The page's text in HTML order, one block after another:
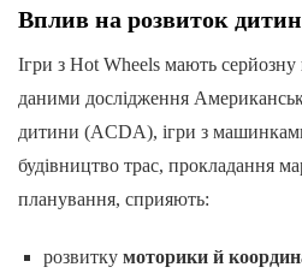
Вплив на розвиток
Ігри з Hot Wheels мають серйозну
даними дослідження
дитини (ACDA), ігри з
будівництво трас, прокладання
планування, сприяють:
розвитку моторики й